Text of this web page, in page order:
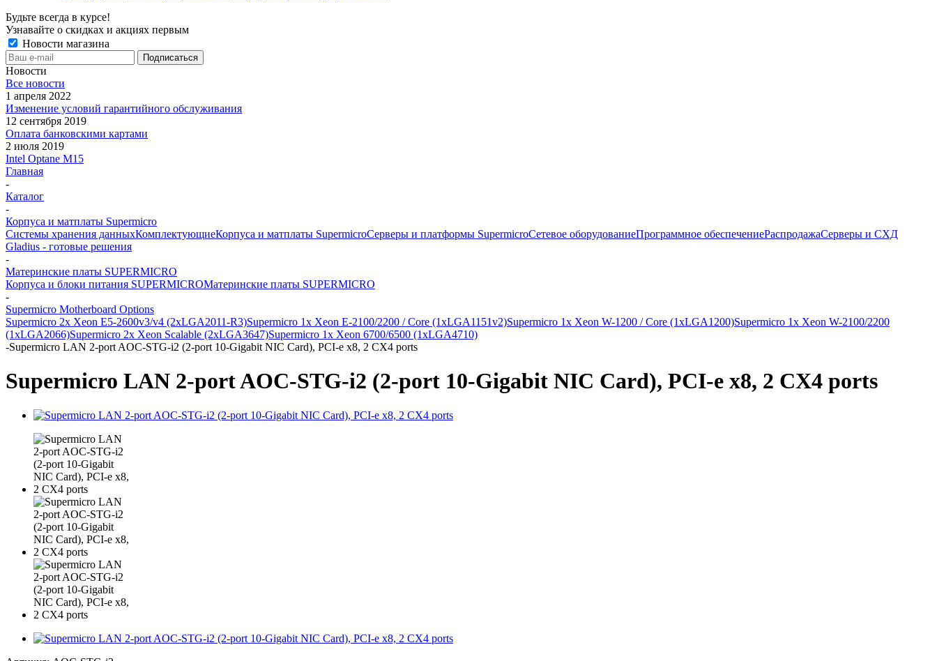
Будьте всегда в курсе!
Узнавайте о скидках и акциях первым
Новости магазина
Новости
Все новости
1 апреля 2022
Изменение условий гарантийного обслуживания
12 сентября 2019
Оплата банковскими картами
2 июля 2019
Intel Optane M15
Главная
-
Каталог
-
Корпуса и матплаты Supermicro
Системы хранения данныхКомплектующиеКорпуса и матплаты SupermicroСерверы и платформы SupermicroСетевое оборудованиеПрограммное обеспечениеРаспродажаСерверы и СХД
Gladius - готовые решения
-
Материнские платы SUPERMICRO
Корпуса и блоки питания SUPERMICROМатеринские платы SUPERMICRO
-
Supermicro Motherboard Options
Supermicro 2x Xeon E5-2600v3/v4 (2xLGA2011-R3)Supermicro 1x Xeon E-2100/2200 / Core (1xLGA1151v2)Supermicro 1x Xeon W-1200 / Core (1xLGA1200)Supermicro 1x Xeon W-2100/2200
(1xLGA2066)Supermicro 2x Xeon Scalable (2xLGA3647)Supermicro 1x Xeon 6700/6500 (1xLGA4710)
-Supermicro LAN 2-port AOC-STG-i2 (2-port 10-Gigabit NIC Card), PCI-e x8, 2 CX4 ports
Supermicro LAN 2-port AOC-STG-i2 (2-port 10-Gigabit NIC Card), PCI-e x8, 2 CX4 ports